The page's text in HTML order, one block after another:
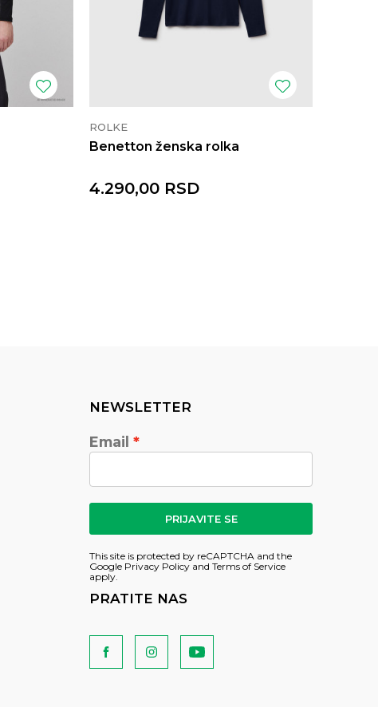
ROLKE
Benetton ženska rolka
4.290,00 RSD
NEWSLETTER
Email
PRIJAVITE SE
This site is protected by reCAPTCHA and the
Google Privacy Policy and Terms of Service
apply.
PRATITE NAS